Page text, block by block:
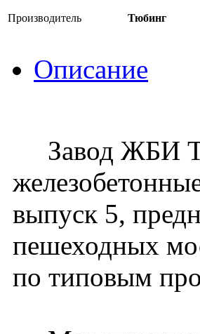
Производитель Тюбинг
Описание
Завод ЖБИ
выпуск 5,
пешеходных
по типовым